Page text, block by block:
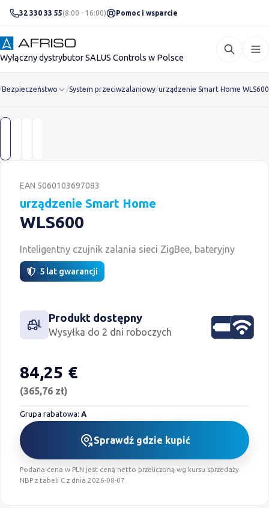
32 330 33 55(8:00 - 16:00) Pomoc i wsparcie
Wyłączny dystrybutor SALUS Controls w Polsce
Bezpieczeństwo /System przeciwzalaniowy/urządzenie Smart Home WLS600
urządzenie Smart Home
EAN 5060103697083
WLS600
Inteligentny czujnik zalania sieci ZigBee, bateryjny
5 lat gwarancji
Produkt dostępny
Wysyłka do 2 dni roboczych
Zasilanie
Cena i program lojalnościowy
84,25 €
(365,76 zł)
Grupa rabatowa: A
Sprawdź gdzie kupić
Podana cena w PLN jest ceną netto przeliczoną wg kursu sprzedaży
NBP z tabeli C z dnia 2026-08-07.